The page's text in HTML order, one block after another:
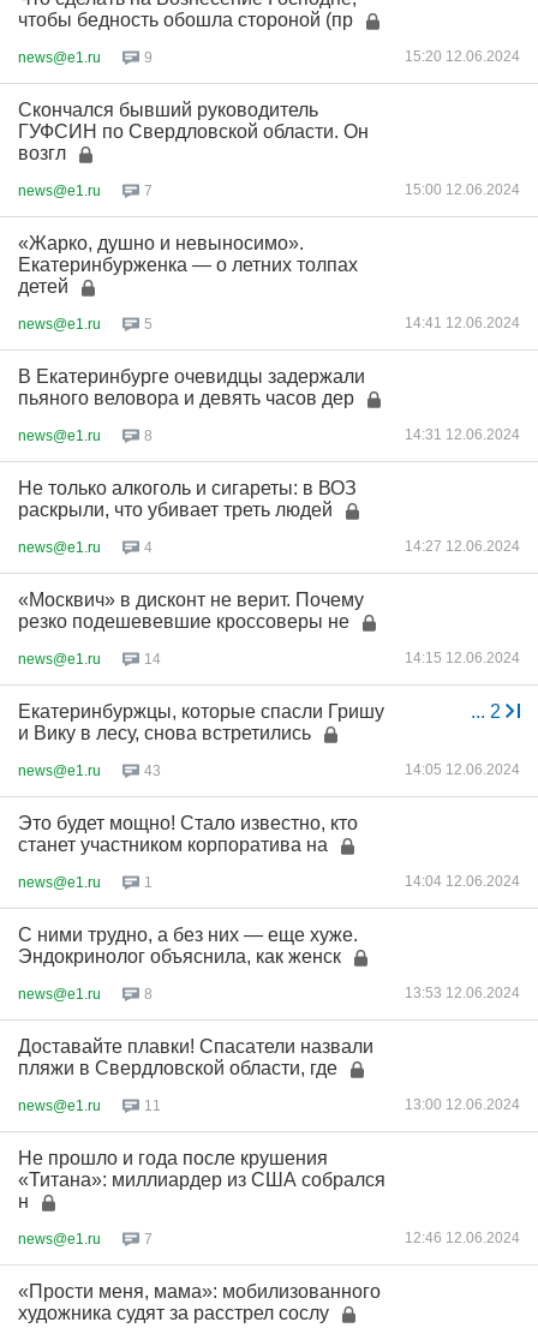
чтобы бедность обошла стороной (пр
news@e1.ru 9 15:20 12.06.2024
Скончался бывший руководитель
ГУФСИН по Свердловской области. Он
возгл
news@e1.ru 7 15:00 12.06.2024
«Жарко, душно и невыносимо».
Екатеринбурженка — о летних толпах
детей
news@e1.ru 5 14:41 12.06.2024
В Екатеринбурге очевидцы задержали
пьяного веловора и девять часов дер
news@e1.ru 8 14:31 12.06.2024
Не только алкоголь и сигареты: в ВОЗ
раскрыли, что убивает треть людей
news@e1.ru 4 14:27 12.06.2024
«Москвич» в дисконт не верит. Почему
резко подешевевшие кроссоверы не
news@e1.ru 14 14:15 12.06.2024
... 2
Екатеринбуржцы, которые спасли Гришу
и Вику в лесу, снова встретились
news@e1.ru 43 14:05 12.06.2024
Это будет мощно! Стало известно, кто
станет участником корпоратива на
news@e1.ru 1 14:04 12.06.2024
С ними трудно, а без них — еще хуже.
Эндокринолог объяснила, как женск
news@e1.ru 8 13:53 12.06.2024
Доставайте плавки! Спасатели назвали
пляжи в Свердловской области, где
news@e1.ru 11 13:00 12.06.2024
Не прошло и года после крушения
«Титана»: миллиардер из США собрался
н
news@e1.ru 7 12:46 12.06.2024
«Прости меня, мама»: мобилизованного
художника судят за расстрел сослу